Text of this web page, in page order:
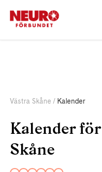
Västra Skåne Kalender
Kalender
Skåne